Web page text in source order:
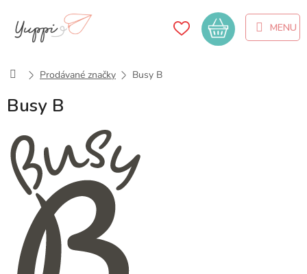
obsah
Nákupní
košík
DomůProdávané značky Busy B
Busy B